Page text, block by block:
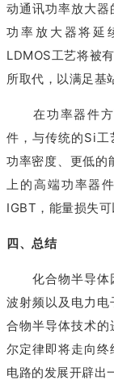
动通讯功率放大
功率放大器将延
LDMOS工艺将被
所取代，以满足基
在功率器件方
件，与传统的Si工
功率密度、更低的
上的高端功率器
IGBT，能量损失可
四、总结
化合物半导体因
波射频以及电力
合物半导体技术
尔定律即将走向
电路的发展开辟出